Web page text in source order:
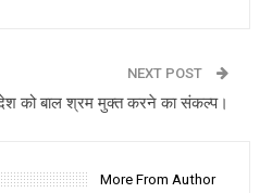
NEXT POST
को बाल श्रम मुक्त करने का संकल्प।
More From Author